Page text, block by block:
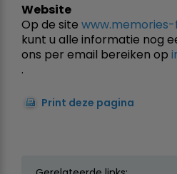
Website
Op de site
kunt u alle informatie nog
ons per email bereiken op
.
Print deze pagina